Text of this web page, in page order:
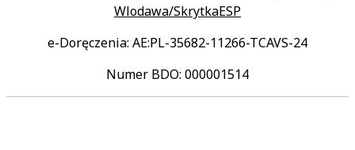
Wlodawa/SkrytkaESP
e-Doręczenia: AE:PL-35682-11266-TCAVS-24
Numer BDO: 000001514